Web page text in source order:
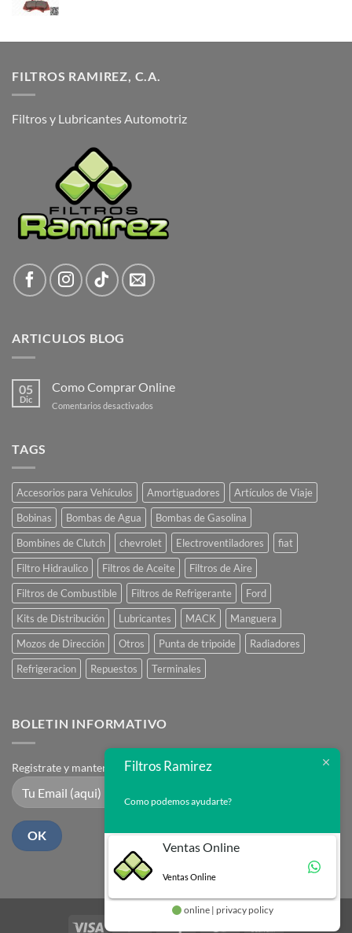
FILTROS RAMIREZ, C.A.
Filtros y Lubricantes Automotriz
ARTICULOS BLOG
05
Dic
Como Comprar Online
Comentarios desactivados
TAGS
Accesorios para Vehículos Amortiguadores
Artículos de Viaje
Bobinas
Bombas de Agua
Bombas de Gasolina
Bombines de Clutch
chevrolet Electroventiladores
fiat
Filtro Hidraulico
Filtros de Aceite
Filtros de Aire
Filtros de Combustible
Filtros de Refrigerante
Ford
Kits de Distribución
Lubricantes MACK
Manguera
Mozos de Dirección
Otros Punta de tripoide
Radiadores
Refrigeracion
Repuestos Terminales
BOLETIN INFORMATIVO
Registrate y mantente en contacto
Visa
Filtros Ramirez
Como podemos ayudarte?
Ventas Online
Ventas Online
online | privacy policy